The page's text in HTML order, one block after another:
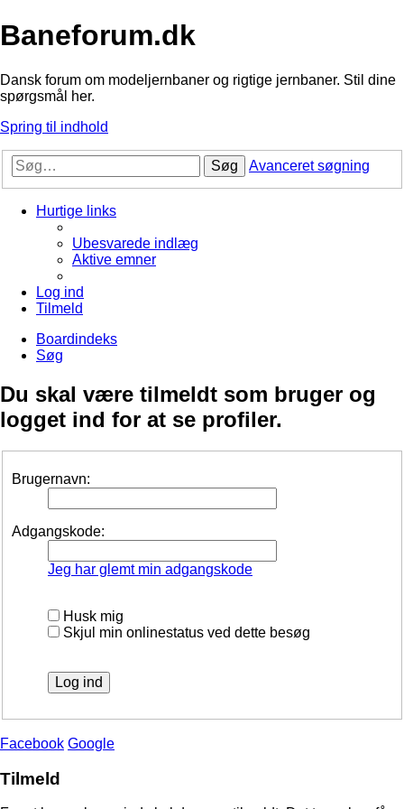
Baneforum.dk
Dansk forum om modeljernbaner og rigtige jernbaner. Stil dine
spørgsmål her.
Spring til indhold
Søg Avanceret søgning
Hurtige links
Ubesvarede indlæg
Aktive emner
Log ind
Tilmeld
Boardindeks
Søg
Du skal være tilmeldt som bruger og
logget ind for at se profiler.
Brugernavn:
Adgangskode:
Jeg har glemt min adgangskode
Husk mig
Skjul min onlinestatus ved dette besøg
Facebook Google
Tilmeld